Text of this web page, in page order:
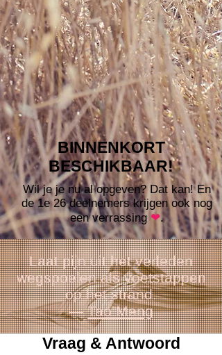
BINNENKORT
BESCHIKBAAR!
Wil je je nu al opgeven? Dat kan! En
de 1e 26 deelnemers krijgen ook nog
een verrassing ❤.
Laat pijn uit het verleden
wegspoelen als voetstappen
op het strand.
―Tao Meng
Vraag & Antwoord